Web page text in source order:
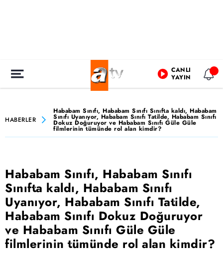
CANLI
YAYIN
HABERLER
Hababam Sınıfı, Hababam Sınıfı Sınıfta kaldı, Hababam
Sınıfı Uyanıyor, Hababam Sınıfı Tatilde, Hababam Sınıfı
Dokuz Doğuruyor ve Hababam Sınıfı Güle Güle
filmlerinin tümünde rol alan kimdir?
Hababam Sınıfı, Hababam Sınıfı
Sınıfta kaldı, Hababam Sınıfı
Uyanıyor, Hababam Sınıfı Tatilde,
Hababam Sınıfı Dokuz Doğuruyor
ve Hababam Sınıfı Güle Güle
filmlerinin tümünde rol alan kimdir?